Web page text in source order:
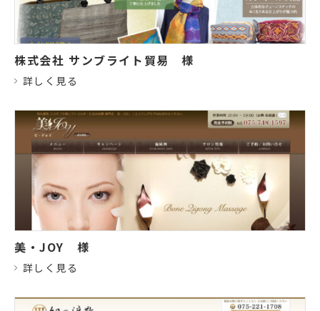
株式会社 サンブライト貿易様
詳しく見る
美・JOY 様
詳しく見る